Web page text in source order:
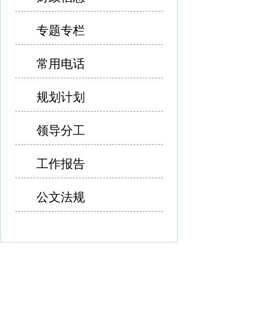
专题专栏
常用电话
规划计划
领导分工
工作报告
公文法规